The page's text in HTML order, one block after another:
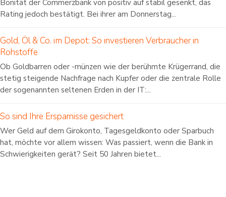
Bonität der Commerzbank von positiv auf stabil gesenkt, das
Rating jedoch bestätigt. Bei ihrer am Donnerstag...
Gold, Öl & Co. im Depot: So investieren Verbraucher in
Rohstoffe
Ob Goldbarren oder -münzen wie der berühmte Krügerrand, die
stetig steigende Nachfrage nach Kupfer oder die zentrale Rolle
der sogenannten seltenen Erden in der IT:...
So sind Ihre Ersparnisse gesichert
Wer Geld auf dem Girokonto, Tagesgeldkonto oder Sparbuch
hat, möchte vor allem wissen: Was passiert, wenn die Bank in
Schwierigkeiten gerät? Seit 50 Jahren bietet...